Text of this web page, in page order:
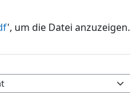
', um die Datei anzuzeigen.